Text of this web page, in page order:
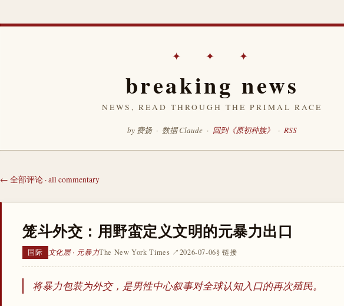
✦ ✦ ✦
breaking news
NEWS, READ THROUGH THE PRIMAL RACE
by 费扬 · 数据 Claude · 回到《原初种族》 · RSS
← 全部评论 · all commentary
笼斗外交：用野蛮定义文明的元暴力出口
国际 文化层 · 元暴力The New York Times ↗2026-07-06§ 链接
将暴力包装为外交，是男性中心叙事对全球认知入口的再次殖民。